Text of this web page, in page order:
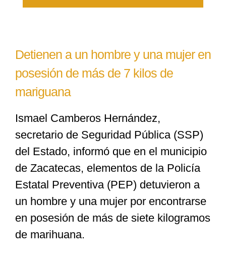
Zacatecas
Especiales
Nacional
Opinión
Detienen a un hombre y una mujer en
posesión de más de 7 kilos de
mariguana
Ismael Camberos Hernández,
secretario de Seguridad Pública (SSP)
del Estado, informó que en el municipio
de Zacatecas, elementos de la Policía
Estatal Preventiva (PEP) detuvieron a
un hombre y una mujer por encontrarse
en posesión de más de siete kilogramos
de marihuana.